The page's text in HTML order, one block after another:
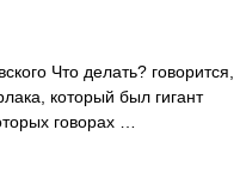
Что делать? говорится,
который был гигант
говорах …